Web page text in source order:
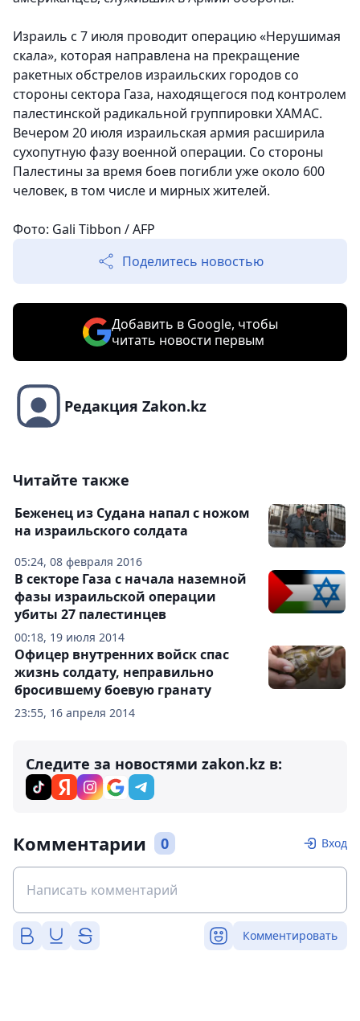
Израиль с 7 июля проводит операцию «Нерушимая
скала», которая направлена на прекращение
ракетных обстрелов израильских городов со
стороны сектора Газа, находящегося под контролем
палестинской радикальной группировки ХАМАС.
Вечером 20 июля израильская армия расширила
сухопутную фазу военной операции. Со стороны
Палестины за время боев погибли уже около 600
человек, в том числе и мирных жителей.
Фото: Gali Tibbon / AFP
Поделитесь новостью
Добавить в Google, чтобы
читать новости первым
Редакция Zakon.kz
Читайте также
05:24, 08 февраля 2016
Беженец из Судана напал с ножом
на израильского солдата
00:18, 19 июля 2014
В секторе Газа с начала наземной
фазы израильской операции
убиты 27 палестинцев
23:55, 16 апреля 2014
Офицер внутренних войск спас
жизнь солдату, неправильно
бросившему боевую гранату
Следите за новостями zakon.kz в:
Комментарии 0 Вход
Комментировать